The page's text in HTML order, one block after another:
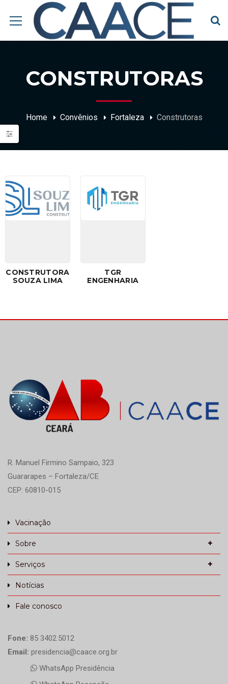
CONSTRUTORAS
Home Convênios Fortaleza Construtoras
CONSTRUTORA
SOUZA LIMA
TGR
ENGENHARIA
R. Manuel Firmino Sampaio, 323
Guararapes – Fortaleza/CE
CEP: 60810-015
Vacinação
Sobre
Serviços
Notícias
Fale conosco
Fone: 85 3402.5012
Email: presidencia@caace.org.br
WhatsApp Presidência